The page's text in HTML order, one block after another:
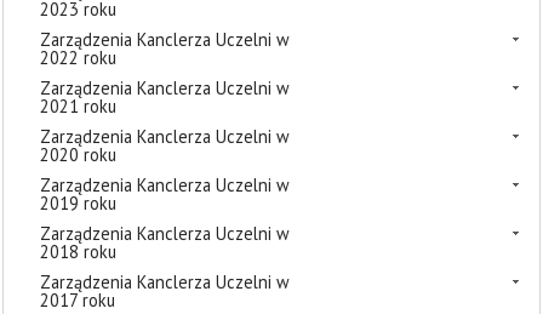
2023 roku
Zarządzenia Kanclerza Uczelni w
2022 roku
Zarządzenia Kanclerza Uczelni w
2021 roku
Zarządzenia Kanclerza Uczelni w
2020 roku
Zarządzenia Kanclerza Uczelni w
2019 roku
Zarządzenia Kanclerza Uczelni w
2018 roku
Zarządzenia Kanclerza Uczelni w
2017 roku